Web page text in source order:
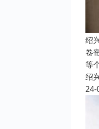
绍
卷
等
绍
24-